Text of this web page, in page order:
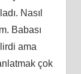
Nasıl
Babası
ama
çok